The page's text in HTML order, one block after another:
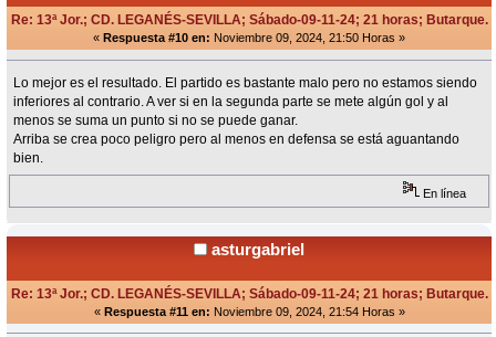
Re: 13ª Jor.; CD. LEGANÉS-SEVILLA; Sábado-09-11-24; 21 horas; Butarque.
« Respuesta #10 en: Noviembre 09, 2024, 21:50 Horas »
Lo mejor es el resultado. El partido es bastante malo pero no estamos siendo
inferiores al contrario. A ver si en la segunda parte se mete algún gol y al
menos se suma un punto si no se puede ganar.
Arriba se crea poco peligro pero al menos en defensa se está aguantando
bien.
En línea
asturgabriel
Re: 13ª Jor.; CD. LEGANÉS-SEVILLA; Sábado-09-11-24; 21 horas; Butarque.
« Respuesta #11 en: Noviembre 09, 2024, 21:54 Horas »